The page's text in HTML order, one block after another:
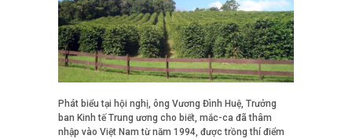
Phát biểu tại hội nghị, ông Vương Đình Huệ, Trưởng
ban Kinh tế Trung ương cho biết, mắc-ca đã thâm
nhập vào Việt Nam từ năm 1994, được trồng thí điểm